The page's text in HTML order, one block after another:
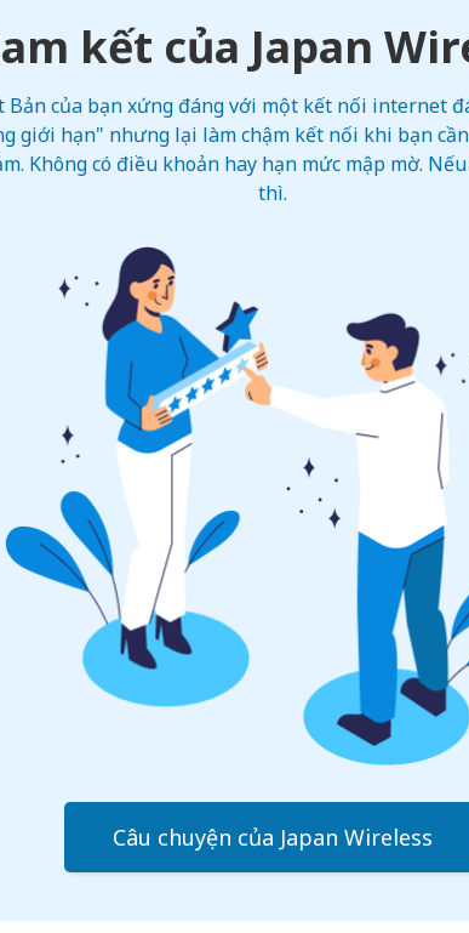
kết của Japan
của bạn xứng đáng với một kết nối internet
giới hạn" nhưng lại làm chậm kết nối khi bạn
Không có điều khoản hay hạn mức mập mờ.
thì.
Câu chuyện của Japan Wireless